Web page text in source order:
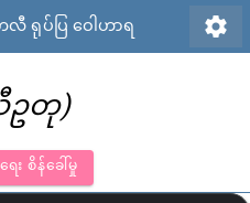
ရုပ်ပြ ဝေါဟာရ settings
ဥတု)
ာင်ရေး စိန်ခေါ်မှု